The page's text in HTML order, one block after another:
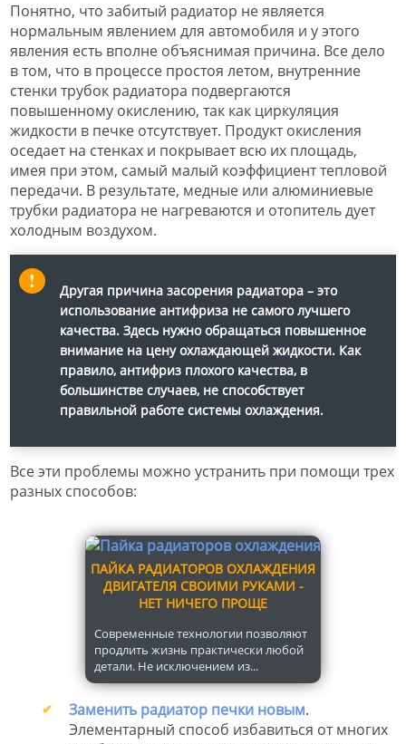
Понятно, что забитый радиатор не является
нормальным явлением для автомобиля и у этого
явления есть вполне объяснимая причина. Все дело
в том, что в процессе простоя летом, внутренние
стенки трубок радиатора подвергаются
повышенному окислению, так как циркуляция
жидкости в печке отсутствует. Продукт окисления
оседает на стенках и покрывает всю их площадь,
имея при этом, самый малый коэффициент тепловой
передачи. В результате, медные или алюминиевые
трубки радиатора не нагреваются и отопитель дует
холодным воздухом.
Другая причина засорения радиатора – это
использование антифриза не самого лучшего
качества. Здесь нужно обращаться повышенное
внимание на цену охлаждающей жидкости. Как
правило, антифриз плохого качества, в
большинстве случаев, не способствует
правильной работе системы охлаждения.
Все эти проблемы можно устранить при помощи трех
разных способов:
ПАЙКА РАДИАТОРОВ ОХЛАЖДЕНИЯ
ДВИГАТЕЛЯ СВОИМИ РУКАМИ -
НЕТ НИЧЕГО ПРОЩЕ
Современные технологии позволяют
продлить жизнь практически любой
детали. Не исключением из...
Заменить радиатор печки новым.
Элементарный способ избавиться от многих